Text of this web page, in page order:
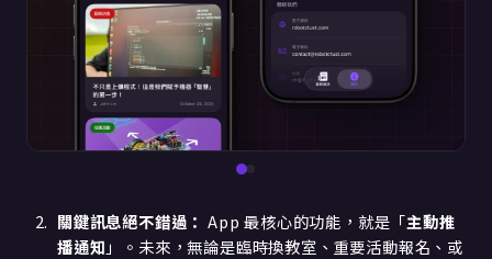
關鍵訊息絕不錯過： App 最核心的功能，就是「主動推
播通知 」。未來，無論是臨時換教室、重要活動報名、或